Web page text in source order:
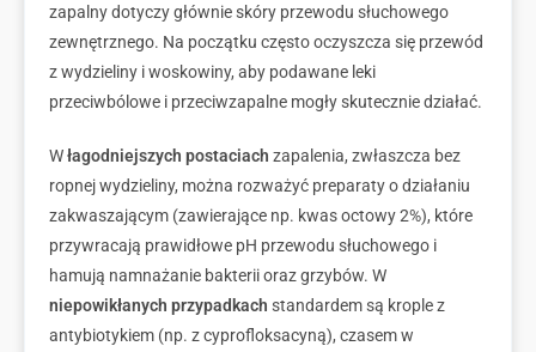
zapalny dotyczy głównie skóry przewodu słuchowego
zewnętrznego. Na początku często oczyszcza się przewód
z wydzieliny i woskowiny, aby podawane leki
przeciwbólowe i przeciwzapalne mogły skutecznie działać.
Włagodniejszych postaciach zapalenia, zwłaszcza bez
ropnej wydzieliny, można rozważyć preparaty o działaniu
zakwaszającym (zawierające np. kwas octowy 2%), które
przywracają prawidłowe pH przewodu słuchowego i
hamują namnażanie bakterii oraz grzybów. W
niepowikłanych przypadkach standardem są krople z
antybiotykiem (np. z cyprofloksacyną), czasem w